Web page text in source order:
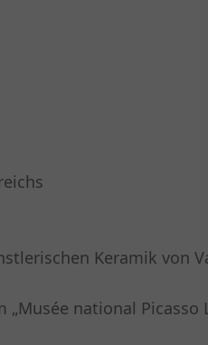
Keramik von
national Picasso